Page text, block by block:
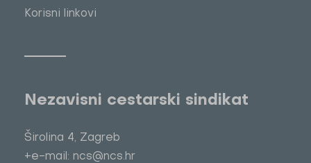
Korisni linkovi
Nezavisni cestarski sindikat
Širolina 4, Zagreb
+e-mail: ncs@ncs.hr